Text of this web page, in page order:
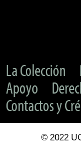
La Colección
Apoyo
Contactos y
© 2022